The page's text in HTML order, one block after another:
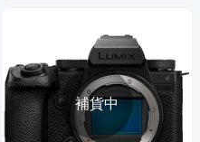
補貨中